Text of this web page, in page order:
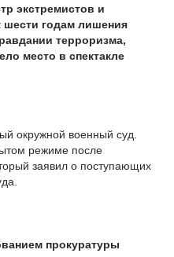
экстремистов и
шести годам лишения
терроризма,
место в спектакле
окружной военный суд.
режиме после
заявил о поступающих
прокуратуры